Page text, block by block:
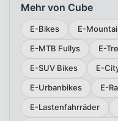
Mehr von Cube
E-Bikes E-
E-MTB Fullys
E-
E-SUV Bikes
E-
E-Urbanbikes
E-
E-Lastenfahrräder